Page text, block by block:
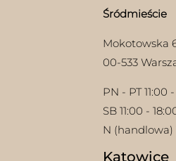
Śródmieście
Mokotowska
00-533
PN - PT 11:00
SB 11:00 -
N (handlowa)
Katowice